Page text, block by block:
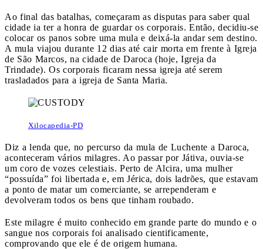
Ao final das batalhas, começaram as disputas para saber qual
cidade ia ter a honra de guardar os corporais. Então, decidiu-se
colocar os panos sobre uma mula e deixá-la andar sem destino.
A mula viajou durante 12 dias até cair morta em frente à Igreja
de São Marcos, na cidade de Daroca (hoje, Igreja da
Trindade). Os corporais ficaram nessa igreja até serem
trasladados para a igreja de Santa Maria.
Xilocapedia-PD
Diz a lenda que, no percurso da mula de Luchente a Daroca,
aconteceram vários milagres. Ao passar por Játiva, ouvia-se
um coro de vozes celestiais. Perto de Alcira, uma mulher
“possuída” foi libertada e, em Jérica, dois ladrões, que estavam
a ponto de matar um comerciante, se arrependeram e
devolveram todos os bens que tinham roubado.
Este milagre é muito conhecido em grande parte do mundo e o
sangue nos corporais foi analisado cientificamente,
comprovando que ele é de origem humana.